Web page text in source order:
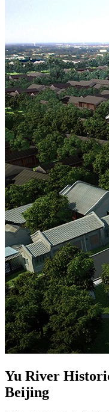
Yu River
Beijing